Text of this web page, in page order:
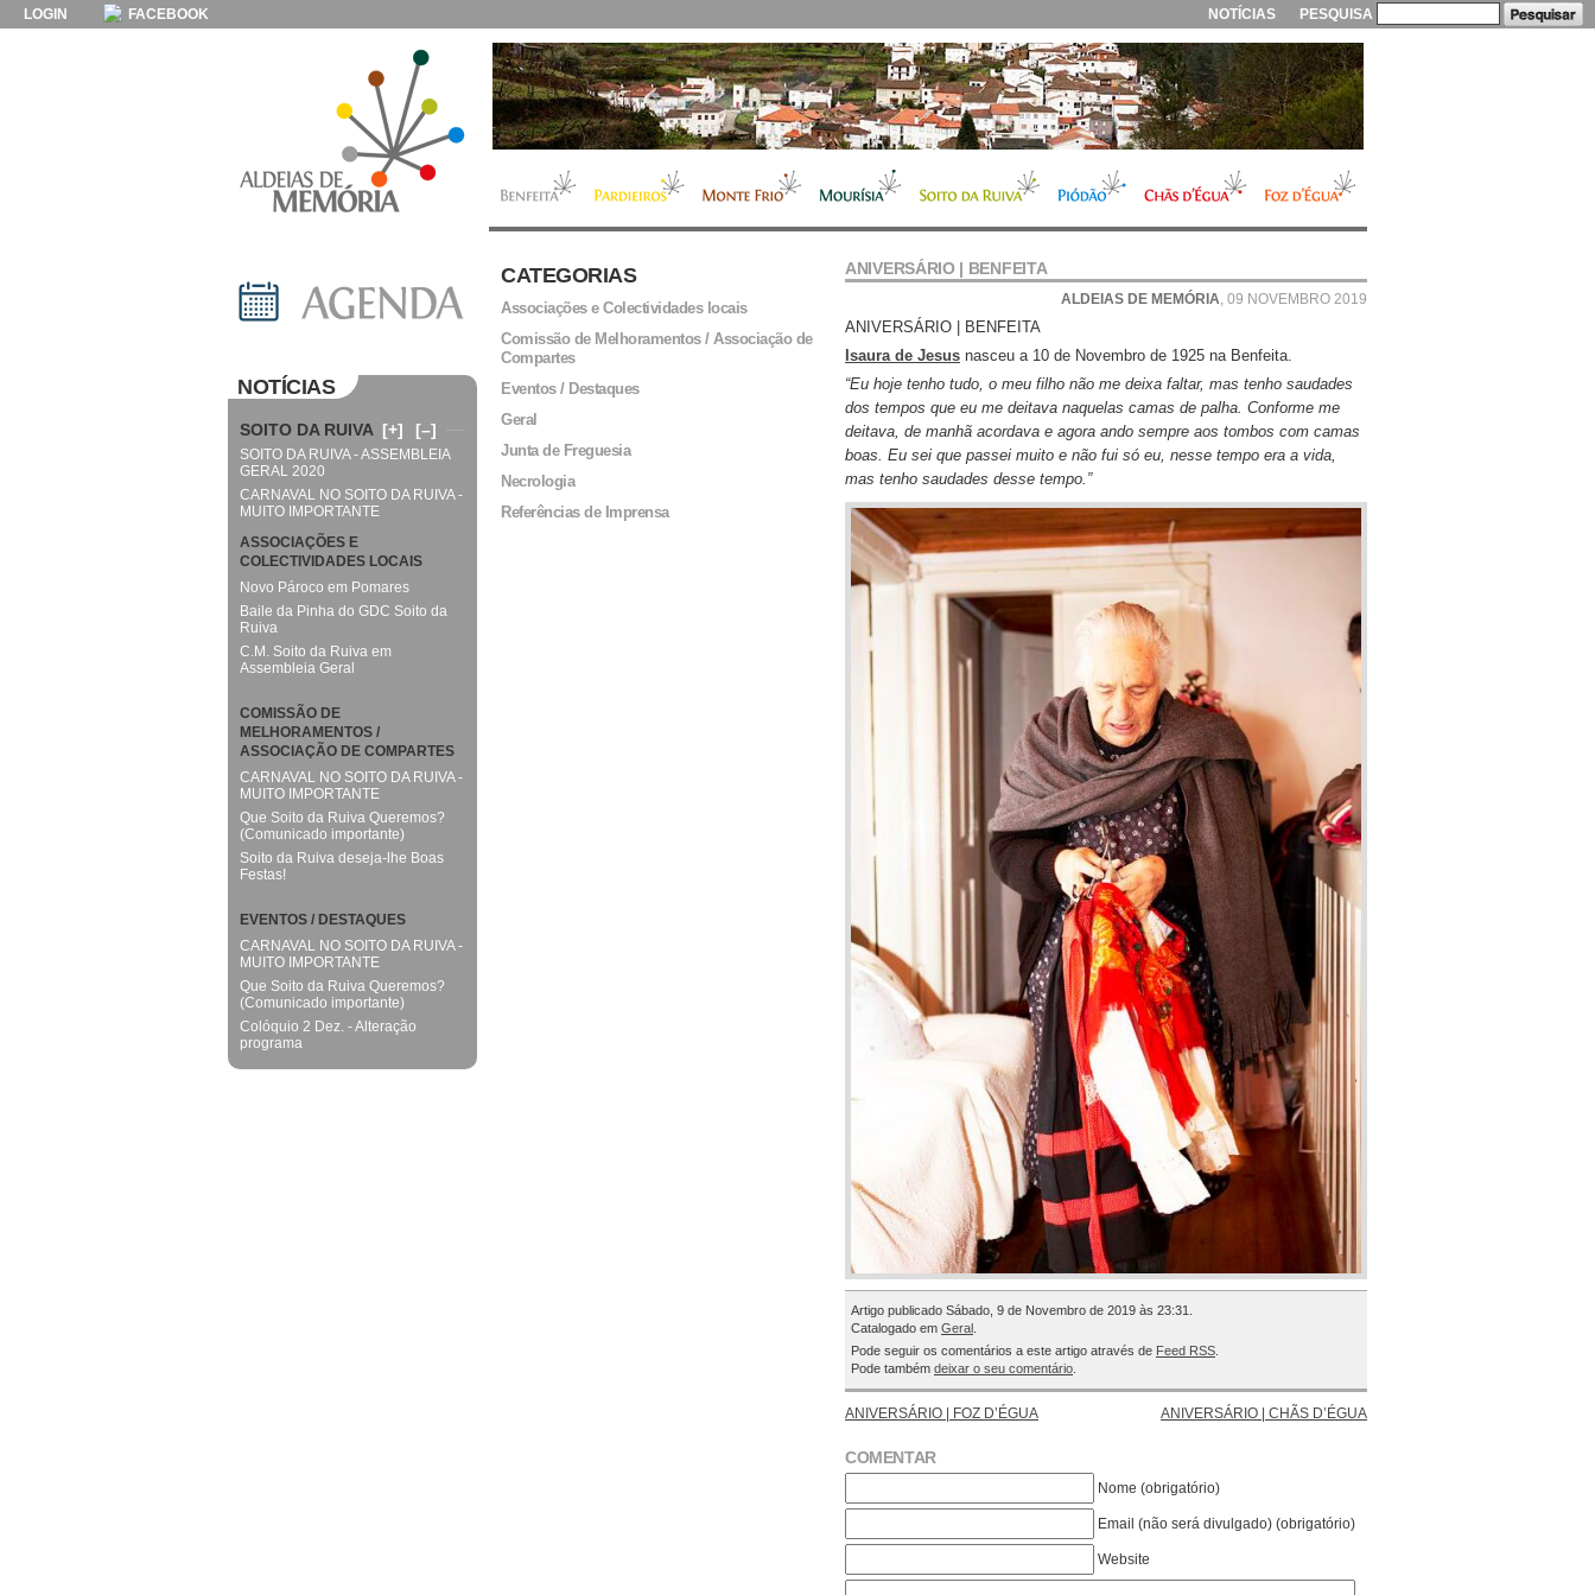
LOGIN FACEBOOK PESQUISA
NOTÍCIAS
ANIVERSÁRIO | BENFEITA
ALDEIAS DE MEMÓRIA, 09 NOVEMBRO 2019
ANIVERSÁRIO | BENFEITA
Isaura de Jesus nasceu a 10 de Novembro de 1925 na Benfeita.
“Eu hoje tenho tudo, o meu filho não me deixa faltar, mas tenho saudades
dos tempos que eu me deitava naquelas camas de palha. Conforme me
deitava, de manhã acordava e agora ando sempre aos tombos com camas
boas. Eu sei que passei muito e não fui só eu, nesse tempo era a vida,
mas tenho saudades desse tempo.”
Artigo publicado Sábado, 9 de Novembro de 2019 às 23:31.
Catalogado em Geral
Pode seguir os comentários a este artigo através de Feed RSS
Pode também deixar o seu comentário
ANIVERSÁRIO | FOZ D’ÉGUA ANIVERSÁRIO | CHÃS D’ÉGUA
COMENTAR
Nome (obrigatório)
Email (não será divulgado) (obrigatório)
Website
CATEGORIAS
Associações e Colectividades locais
Comissão de Melhoramentos / Associação de
Compartes
Eventos / Destaques
Geral
Junta de Freguesia
Necrologia
Referências de Imprensa
NOTÍCIAS
SOITO DA RUIVA [+] [–]
SOITO DA RUIVA - ASSEMBLEIA
GERAL 2020
CARNAVAL NO SOITO DA RUIVA -
MUITO IMPORTANTE
ASSOCIAÇÕES E
COLECTIVIDADES LOCAIS
Novo Pároco em Pomares
Baile da Pinha do GDC Soito da
Ruiva
C.M. Soito da Ruiva em
Assembleia Geral
COMISSÃO DE
MELHORAMENTOS /
ASSOCIAÇÃO DE COMPARTES
CARNAVAL NO SOITO DA RUIVA -
MUITO IMPORTANTE
Que Soito da Ruiva Queremos?
(Comunicado importante)
Soito da Ruiva deseja-lhe Boas
Festas!
EVENTOS / DESTAQUES
CARNAVAL NO SOITO DA RUIVA -
MUITO IMPORTANTE
Que Soito da Ruiva Queremos?
(Comunicado importante)
Colóquio 2 Dez. - Alteração
programa